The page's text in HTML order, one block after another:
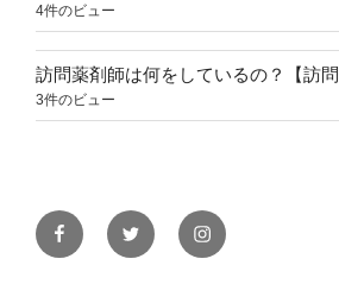
4件のビュー
訪問薬剤師は何をしているの？【訪問
3件のビュー
FacebookTwitter Instagram